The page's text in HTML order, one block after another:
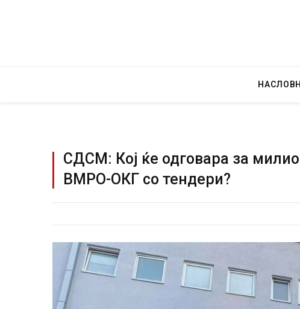
СДСМ: Кој ќе одговара за
ВМРО-ОКГ со тендери?